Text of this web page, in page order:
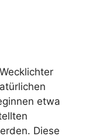
etwa
Diese